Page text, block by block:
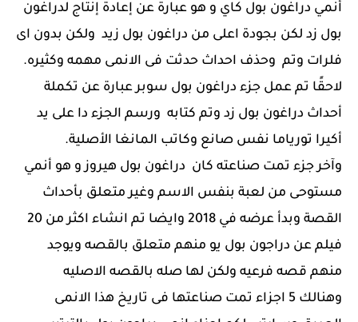
أنمي دراغون بول كاي و هو عبارة عن إعادة إنتاج لدراغون
بول زد لكن بجودة اعلى من دراغون بول زيد ولكن بدون اى
فلرات وتم وحذف احداث حدثت فى الانمى مهمه وكثيره.
لاحقًا تم عمل جزء دراغون بول سوبر عبارة عن تكملة
أحداث دراغون بول زد وتم كتابه ورسم الجزء دا على يد
أكيرا تورياما نفس صانع وكاتب المانغا الأصلية.
وآخر جزء تمت صناعته كان دراغون بول هيروز و هو أنمي
مستوحى من لعبة بنفس الاسم وغير متعلق بأحداث
القصة وبدأ عرضه في 2018 وايضا تم انشاء اكثر من 20
فيلم عن دراجون بول يو منهم متعلق بالقصه ويوجد
منهم قصه فرعيه ولكن لها صله بالقصه الاصليه
وهنالك 5 اجزاء تمت صناعتها فى تاريخ هذا الانمى